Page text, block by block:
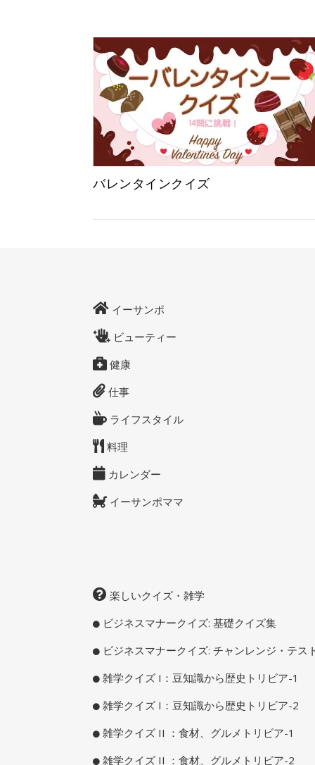
バレンタインクイズ
イーサンポ
ビューティー
健康
仕事
ライフスタイル
料理
カレンダー
イーサンポママ
楽しいクイズ・雑学
ビジネスマナークイズ: 基礎クイズ集
ビジネスマナークイズ: チャンレンジ・テス
雑学クイズ I：豆知識から歴史トリビア-1
雑学クイズ I：豆知識から歴史トリビア-2
雑学クイズ II ：食材、グルメトリビア-1
雑学クイズ II ：食材、グルメトリビア-2